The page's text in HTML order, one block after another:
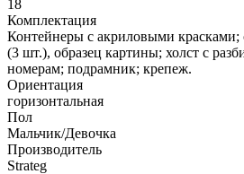
18
Комплектация
Контейнеры с акриловыми красками;
(3 шт.), образец картины; холст с
номерам; подрамник; крепеж.
Ориентация
горизонтальная
Пол
Мальчик/Девочка
Производитель
Strateg